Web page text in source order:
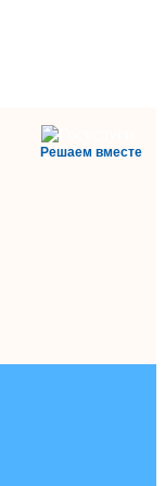
Решаем вместе